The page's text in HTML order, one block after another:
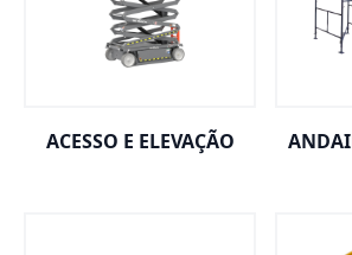
ACESSO E ELEVAÇÃO